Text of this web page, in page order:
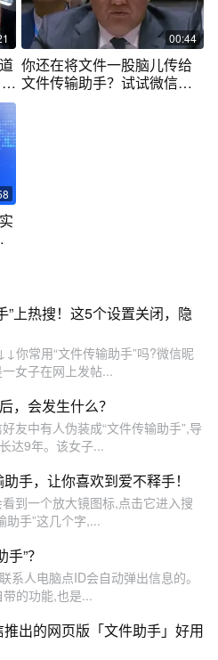
00:44
你还在将文件一股脑儿传给
文件传输助手？试试微信右
”上热搜！这5个设置关闭，隐
你常用“文件传输助手”吗?微信昵
女子在网上发帖...
，会发生什么？
友中有人伪装成“文件传输助手”,导
达9年。该女子...
手，让你喜欢到爱不释手！
到一个放大镜图标,点击它进入搜
助手”这几个字,...
”？
系人电脑点ID会自动弹出信息的。
带的功能,也是...
出的网页版「文件助手」好用